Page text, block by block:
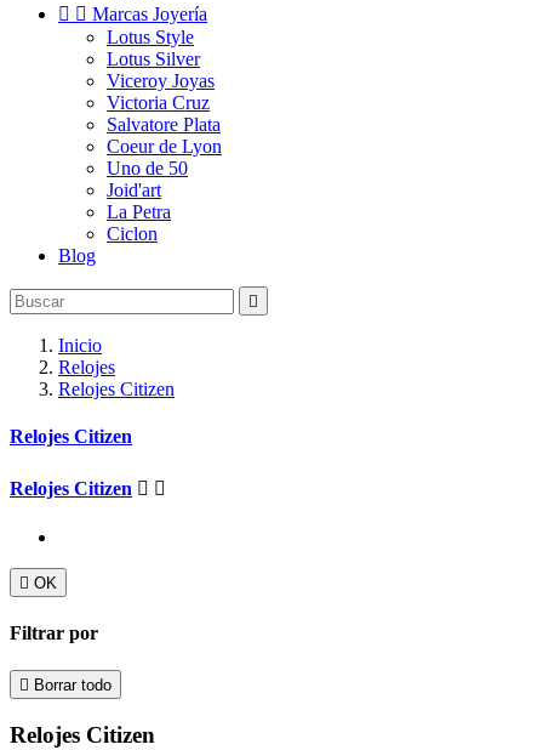
  Marcas Joyería
Lotus Style
Lotus Silver
Viceroy Joyas
Victoria Cruz
Salvatore Plata
Coeur de Lyon
Uno de 50
Joid'art
La Petra
Ciclon
Blog

Inicio
Relojes
Relojes Citizen
Relojes Citizen
Relojes Citizen  
 OK
Filtrar por
 Borrar todo
Relojes Citizen